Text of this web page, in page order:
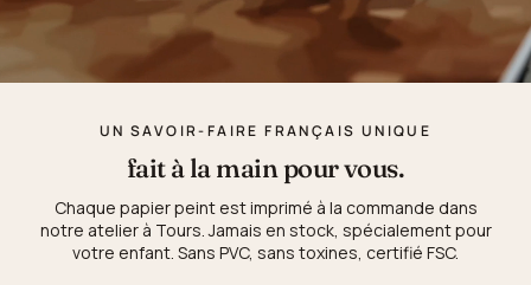
UN SAVOIR-FAIRE FRANÇAIS UNIQUE
fait à la main pour vous.
Chaque papier peint est imprimé à la commande dans
notre atelier à Tours. Jamais en stock, spécialement pour
votre enfant. Sans PVC, sans toxines, certifié FSC.